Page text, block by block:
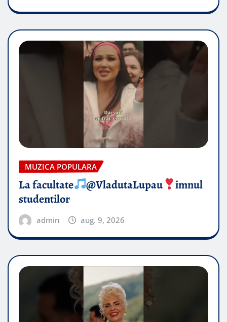
MUZICA POPULARA
La facultate @VladutaLupau
imnul
studentilor
admin aug. 9, 2026